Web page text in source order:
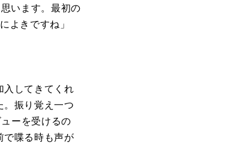
います。最初の
よきですね」
入してきてくれ
。振り覚え一つ
ーを受けるの
で喋る時も声が